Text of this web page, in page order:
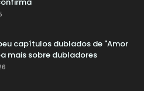
capítulos dublados de "Amor
mais sobre dubladores